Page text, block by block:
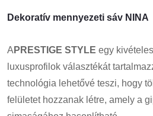
Dekoratív mennyezeti sáv NINA
A PRESTIGE STYLE egy
luxusprofilok választékát
technológia lehetővé teszi, hogy
felületet hozzanak létre, amely a